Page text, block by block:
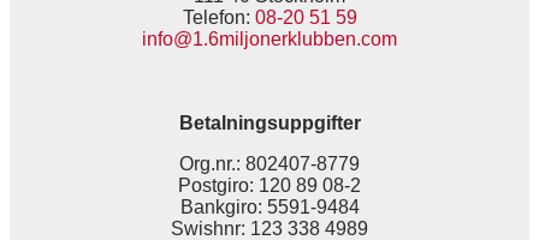
Telefon: 08-20 51 59
info@1.6miljonerklubben.com
Betalningsuppgifter
Org.nr.: 802407-8779
Postgiro: 120 89 08-2
Bankgiro: 5591-9484
Swishnr: 123 338 4989